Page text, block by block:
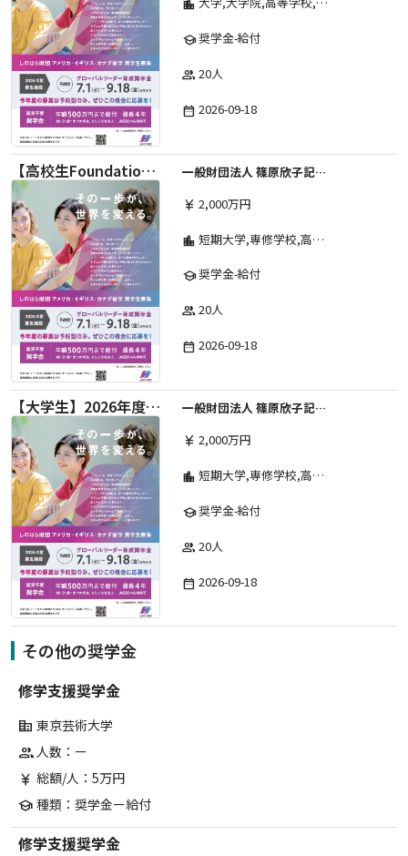
location_city
school奨学金-給付
group 20人
date_range 2026-09-18
【高校生Foundation Course 】2026年度 しのはら財団 アメリカ・イギリス・カナダ英語留学奨学金
一般財団法人 篠原欣子記念財団 (海外留学奨学金グループ)
currency_yen 2,000万円
location_city 短期大学,専修学校,高等専門学校,その他,高等学校,大学院,大学
school奨学金-給付
group 20人
date_range 2026-09-18
【大学生】2026年度 しのはら財団 アメリカ・イギリス・カナダ英語留学奨学金
一般財団法人 篠原欣子記念財団 (海外留学奨学金グループ)
currency_yen 2,000万円
location_city 短期大学,専修学校,高等専門学校,その他,高等学校,大学院,大学
school奨学金-給付
group 20人
date_range 2026-09-18
その他の奨学金
修学支援奨学金
corporate_fare 東京芸術大学
group人数：ー
currency_yen 総額/人：5万円
school 種類：奨学金ー給付
修学支援奨学金